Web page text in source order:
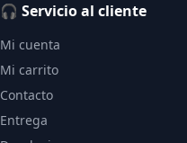
🎧 Servicio al cliente
Mi cuenta
Mi carrito
Contacto
Entrega